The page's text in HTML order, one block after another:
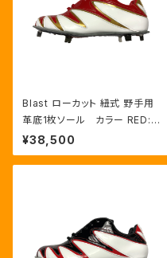
Blast ローカット 紐式 野手用
革底1枚ソール カラー RED:G
LD/WHT
¥38,500